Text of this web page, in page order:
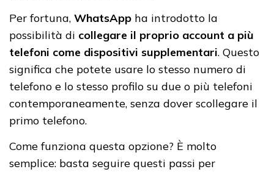
Per fortuna, WhatsApp ha introdotto la
possibilità di collegare il proprio account a più
telefoni come dispositivi supplementari. Questo
significa che potete usare lo stesso numero di
telefono e lo stesso profilo su due o più telefoni
contemporaneamente, senza dover scollegare il
primo telefono.
Come funziona questa opzione? È molto
semplice: basta seguire questi passi per